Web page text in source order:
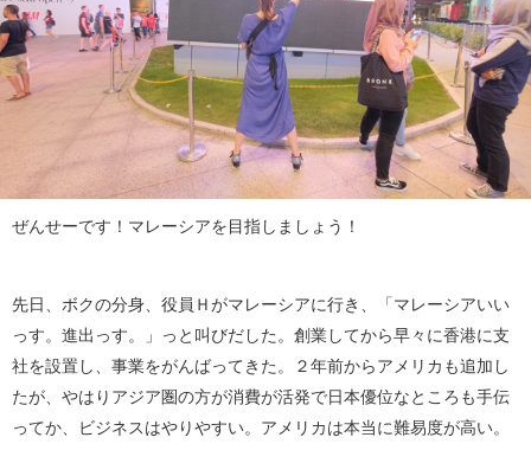
ぜんせーです！マレーシアを目指しましょう！
先日、ボクの分身、役員Ｈがマレーシアに行き、「マレーシアいい
っす。進出っす。」っと叫びだした。創業してから早々に香港に支
社を設置し、事業をがんばってきた。２年前からアメリカも追加し
たが、やはりアジア圏の方が消費が活発で日本優位なところも手伝
ってか、ビジネスはやりやすい。アメリカは本当に難易度が高い。